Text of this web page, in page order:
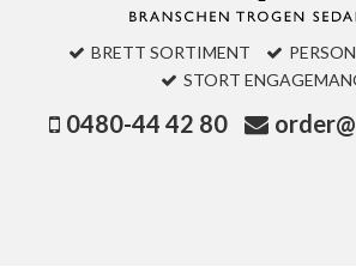
BRETT SORTIMENT
STORT
0480-44 42 80